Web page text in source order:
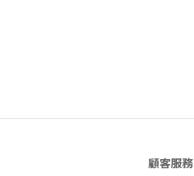
顧客服務